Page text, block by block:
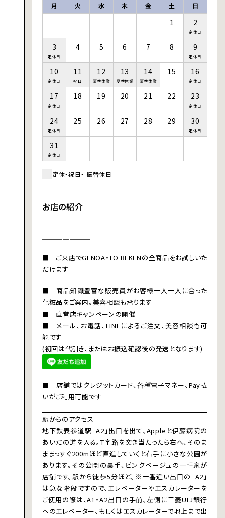
月 火 水 木 金 土 日
1 2
定休日
3
定休日
4 5 6 7 8 9
定休日
10
定休日
11
祝日
12
夏季休業
13
夏季休業
14
夏季休業
15 16
定休日
17
定休日
18 19 20 21 22 23
定休日
24
定休日
25 26 27 28 29 30
定休日
31
定休日
定休・祝日・ 振替休日
お店の紹介
■ ご来店でGENOA・TO BI KENの全商品をお試しいた
だけます
■ 商品知識豊富な販売員がお客様一人一人に合った
化粧品をご案内。美容相談も承ります
■ 直営店キャンペーンの開催
■ メール、お電話、LINEによるご注文、美容相談も可
能です
(初回は代引き、またはお振込確認後の発送となります)
■ 店舗ではクレジットカード、各種電子マネー、Pay払
いがご利用可能です
駅からのアクセス
地下鉄表参道駅「A2」出口を出て、Appleと伊藤病院の
あいだの道を入る。T字路を突き当たったら右へ、そのま
ままっすぐ200mほど直進していくと右手に小さな公園が
あります。その公園の裏手、ピンクベージュの一軒家が
店舗です。駅から徒歩5分ほど。※一番近い出口の「A2」
は急な階段ですので、エレベーターやエスカレーターを
ご使用の際は、A1・A2出口の手前、左側に三菱UFJ銀行
へのエレベーター、もしくはエスカレーターで地上まで出